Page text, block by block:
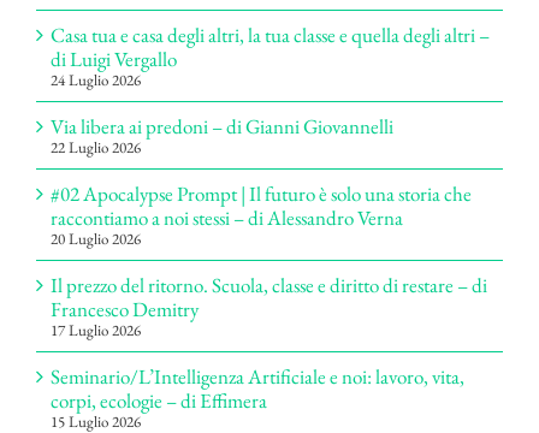
Casa tua e casa degli altri, la tua classe e quella degli altri –
di Luigi Vergallo
24 Luglio 2026
Via libera ai predoni – di Gianni Giovannelli
22 Luglio 2026
#02 Apocalypse Prompt | Il futuro è solo una storia che
raccontiamo a noi stessi – di Alessandro Verna
20 Luglio 2026
Il prezzo del ritorno. Scuola, classe e diritto di restare – di
Francesco Demitry
17 Luglio 2026
Seminario/L’Intelligenza Artificiale e noi: lavoro, vita,
corpi, ecologie – di Effimera
15 Luglio 2026